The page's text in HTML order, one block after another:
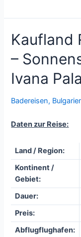
Kaufland
–
Ivana
Badereisen,
Daten zur Reise:
Land / Region:
Kontinent /
Gebiet:
Dauer:
Preis:
Abflugflughafen: